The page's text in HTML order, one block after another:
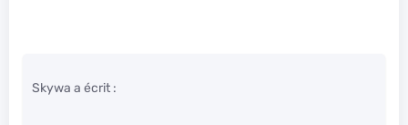
Skywa a écrit :